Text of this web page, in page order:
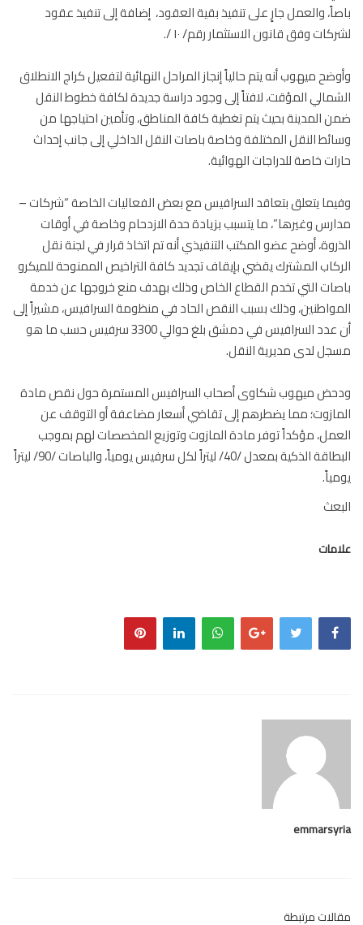
والعمل جارٍ على تنفيذ بقية العقود، إضافة إلى تنفيذ عقود
وفق قانون الاستثمار رقم/ ١٠ /.
ميهوب أنه يتم حالياً إنجاز المراحل النهائية لتفعيل كراج الانطلاق
المؤقت، لافتاً إلى وجود دراسة جديدة لكافة خطوط النقل
المدينة بحيث يتم تغطية كافة المناطق، وتأمين احتياجها من
النقل المختلفة وخاصة باصات النقل الداخلي إلى جانب إحداث
خاصة للدراجات الهوائية.
يتعلق بتعاقد السرافيس مع بعض الفعاليات الخاصة “شركات –
وغيرها”، ما يتسبب بزيادة حدة الازدحام وخاصة في أوقات
أوضح عضو المكتب التنفيذي أنه تم اتخاذ قرار في لجنة نقل
المشترك يقضي بإيقاف تجديد كافة التراخيص الممنوحة للميكرو
التي تخدم القطاع الخاص وذلك بهدف منع خروجها عن خدمة
وذلك بسبب النقص الحاد في منظومة السرافيس، مشيراً إلى
أن عدد السرافيس في دمشق بلغ حوالي 3300 سرفيس حسب ما هو
لدى مديرية النقل.
ميهوب شكاوى أصحاب السرافيس المستمرة حول نقص مادة
مما يضطرهم إلى تقاضي أسعار مضاعفة أو التوقف عن
مؤكداً توفر مادة المازوت وتوزيع المخصصات لهم بموجب
البطاقة الذكية بمعدل /40/ ليتراً لكل سرفيس يومياً، والباصات /90/ ليتراً
مرتبطة